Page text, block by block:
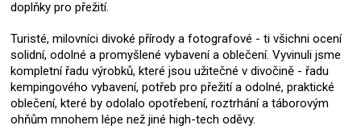
doplňky pro přežití.
Turisté, milovníci divoké přírody a fotografové - ti všichni ocení
solidní, odolné a promyšlené vybavení a oblečení. Vyvinuli jsme
kompletní řadu výrobků, které jsou užitečné v divočině - řadu
kempingového vybavení, potřeb pro přežití a odolné, praktické
oblečení, které by odolalo opotřebení, roztrhání a táborovým
ohňům mnohem lépe než jiné high-tech oděvy.